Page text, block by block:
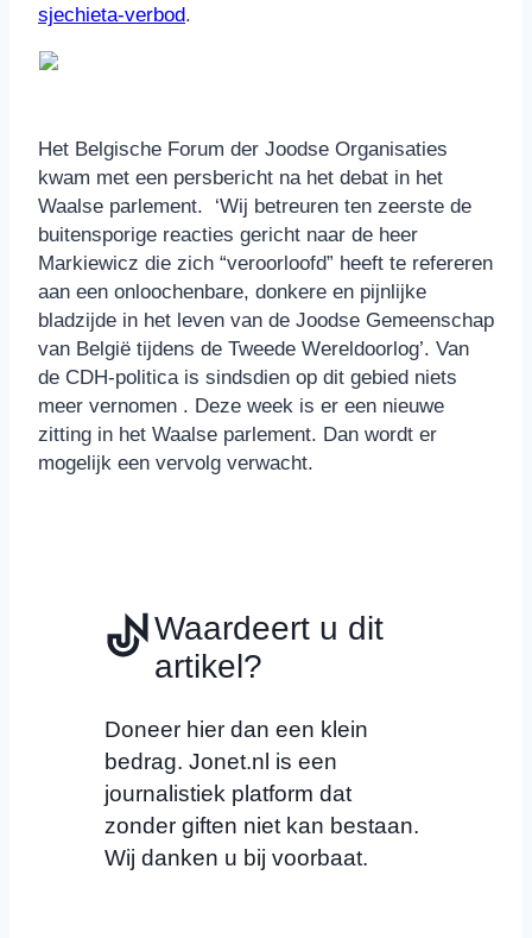
sjechieta-verbod.
Het Belgische Forum der Joodse Organisaties
kwam met een persbericht na het debat in het
Waalse parlement. ‘Wij betreuren ten zeerste de
buitensporige reacties gericht naar de heer
Markiewicz die zich “veroorloofd” heeft te refereren
aan een onloochenbare, donkere en pijnlijke
bladzijde in het leven van de Joodse Gemeenschap
van België tijdens de Tweede Wereldoorlog’. Van
de CDH-politica is sindsdien op dit gebied niets
meer vernomen . Deze week is er een nieuwe
zitting in het Waalse parlement. Dan wordt er
mogelijk een vervolg verwacht.
Waardeert u dit
artikel?
Doneer hier dan een klein
bedrag. Jonet.nl is een
journalistiek platform dat
zonder giften niet kan bestaan.
Wij danken u bij voorbaat.